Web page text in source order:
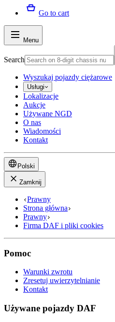
Go to cart
Menu
Search
Wyszukaj pojazdy ciężarowe
Usługi
Lokalizacje
Aukcje
Używane NGD
O nas
Wiadomości
Kontakt
Polski
Zamknij
Prawny
Strona główna
Prawny
Firma DAF i pliki cookies
Pomoc
Warunki zwrotu
Zresetuj uwierzytelnianie
Kontakt
Używane pojazdy DAF